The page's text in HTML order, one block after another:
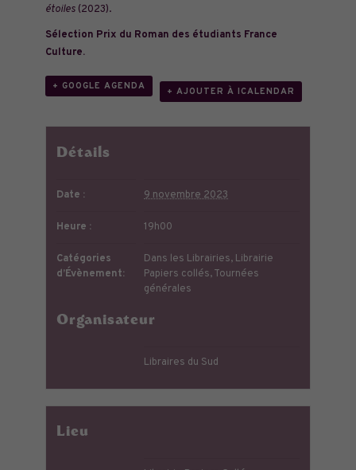
étoiles(2023).
Sélection Prix du Roman des étudiants France
Culture.
+ GOOGLE AGENDA
+ AJOUTER À ICALENDAR
Détails
Date : 9 novembre 2023
Heure : 19h00
Catégories
d’Évènement:
Dans les Librairies, Librairie
Papiers collés,Tournées
générales
Organisateur
Libraires du Sud
Lieu